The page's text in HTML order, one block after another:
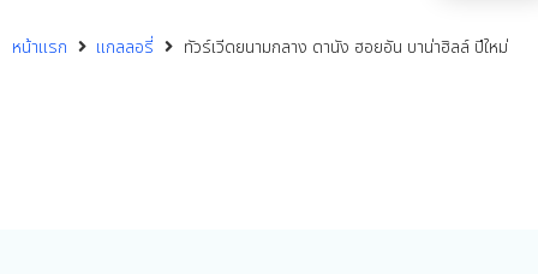
หน้าแรก แกลลอรี่ ทัวร์เวีดยนามกลาง ดานัง ฮอยอัน บาน่าฮิลล์ ปีใหม่